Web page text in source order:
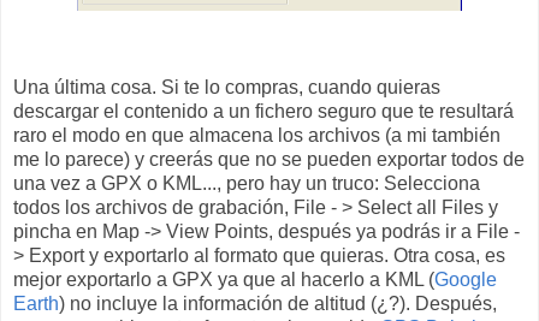
Una última cosa. Si te lo compras, cuando quieras
descargar el contenido a un fichero seguro que te resultará
raro el modo en que almacena los archivos (a mi también
me lo parece) y creerás que no se pueden exportar todos de
una vez a GPX o KML..., pero hay un truco: Selecciona
todos los archivos de grabación, File - > Select all Files y
pincha en Map -> View Points, después ya podrás ir a File -
> Export y exportarlo al formato que quieras. Otra cosa, es
mejor exportarlo a GPX ya que al hacerlo a KML (Google
Earth) no incluye la información de altitud (¿?). Después,